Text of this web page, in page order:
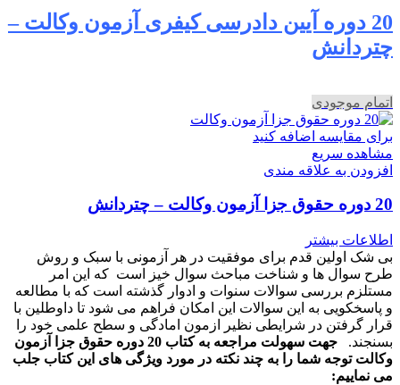
20 دوره آیین دادرسی کیفری آزمون وکالت –
چتردانش
اتمام موجودی
برای مقایسه اضافه کنید
مشاهده سریع
افزودن به علاقه مندی
20 دوره حقوق جزا آزمون وکالت – چتردانش
اطلاعات بیشتر
بی شک اولین قدم برای موفقیت در هر آزمونی با سبک و روش
طرح سوال ها و شناخت مباحث سوال خیز است که این امر
مستلزم بررسی سوالات سنوات و ادوار گذشته است که با مطالعه
و پاسخکویی به این سوالات این امکان فراهم می شود تا داوطلین با
قرار گرفتن در شرایطی نظیر ازمون امادگی و سطح علمی خود را
بسنجند.
جهت سهولت مراجعه به کتاب 20 دوره حقوق جزا آزمون
وکالت توجه شما را به چند نکته در مورد ویژگی های این کتاب جلب
می نماییم: